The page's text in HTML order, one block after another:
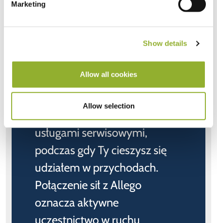
Marketing
Show details
Allow all cookies
Allow selection
Krok 3 - Zero konserwacji,
Skorzystaj z bezobsługowego
doświadczenia, ponieważ nasz
zespół zajmuje się wszystkimi
usługami serwisowymi,
podczas gdy Ty cieszysz się
udziałem w przychodach.
Połączenie sił z Allego
oznacza aktywne
uczestnictwo w ruchu